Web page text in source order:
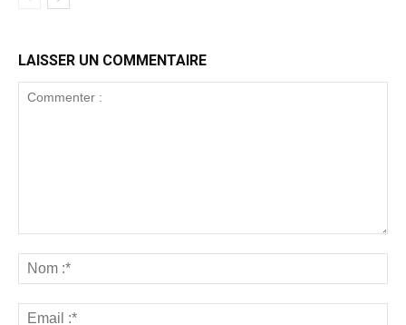
LAISSER UN COMMENTAIRE